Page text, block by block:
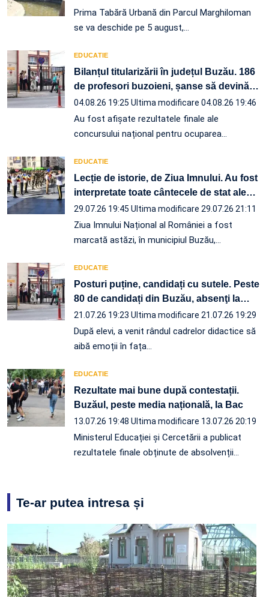
Prima Tabără Urbană din Parcul Marghiloman
se va deschide pe 5 august,…
EDUCATIE
Bilanțul titularizării în județul Buzău. 186
de profesori buzoieni, șanse să devină…
04.08.26 19:25 Ultima modificare 04.08.26 19:46
Au fost afișate rezultatele finale ale
concursului național pentru ocuparea…
EDUCATIE
Lecție de istorie, de Ziua Imnului. Au fost
interpretate toate cântecele de stat ale…
29.07.26 19:45 Ultima modificare 29.07.26 21:11
Ziua Imnului Național al României a fost
marcată astăzi, în municipiul Buzău,…
EDUCATIE
Posturi puține, candidați cu sutele. Peste
80 de candidați din Buzău, absenţi la…
21.07.26 19:23 Ultima modificare 21.07.26 19:29
După elevi, a venit rândul cadrelor didactice să
aibă emoții în fața…
EDUCATIE
Rezultate mai bune după contestații.
Buzăul, peste media națională, la Bac
13.07.26 19:48 Ultima modificare 13.07.26 20:19
Ministerul Educației și Cercetării a publicat
rezultatele finale obținute de absolvenții…
Te-ar putea intresa și